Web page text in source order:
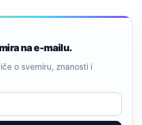
na e-mailu.
o svemiru, znanosti i